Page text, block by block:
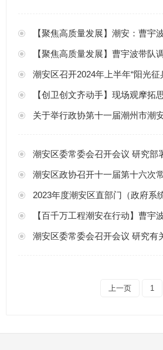
【聚焦高质量发展】潮安：曹宇
【聚焦高质量发展】曹宇波带队
潮安区召开2024年上半年“阳光
【创卫创文齐动手】现场观摩拓思路人
关于举行政协第十一届潮州市潮
潮安区委常委会召开会议 研究部
潮安区政协召开十一届第十六次
2023年度潮安区直部门（政府系统）
【百千万工程潮安在行动】曹宇
潮安区委常委会召开会议 研究有
上一页 1